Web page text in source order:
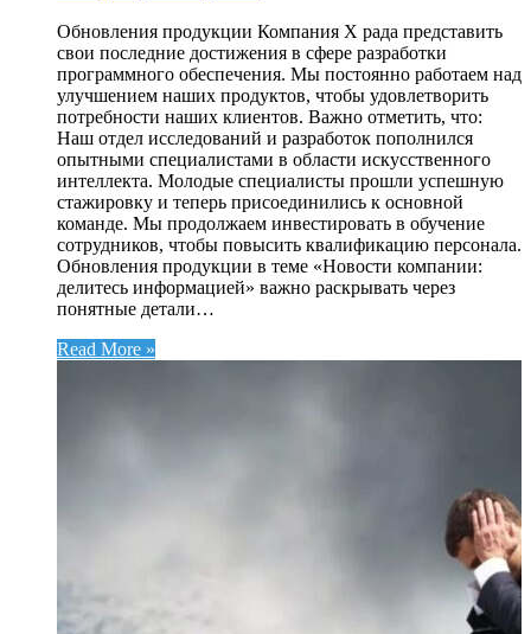
Обновления продукции Компания X рада представить
свои последние достижения в сфере разработки
программного обеспечения. Мы постоянно работаем над
улучшением наших продуктов, чтобы удовлетворить
потребности наших клиентов. Важно отметить, что:
Наш отдел исследований и разработок пополнился
опытными специалистами в области искусственного
интеллекта. Молодые специалисты прошли успешную
стажировку и теперь присоединились к основной
команде. Мы продолжаем инвестировать в обучение
сотрудников, чтобы повысить квалификацию персонала.
Обновления продукции в теме «Новости компании:
делитесь информацией» важно раскрывать через
понятные детали…
Read More »